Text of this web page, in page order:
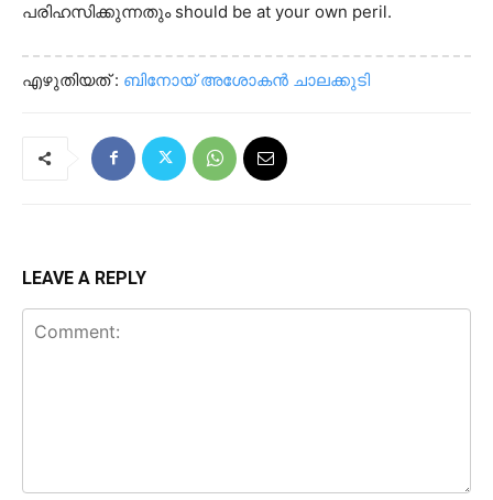
പരിഹസിക്കുന്നതും should be at your own peril.
എഴുതിയത് : ബിനോയ് അശോകൻ ചാലക്കുടി
LEAVE A REPLY